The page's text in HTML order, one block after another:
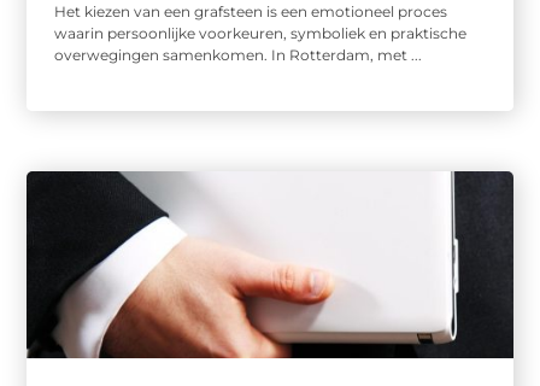
Het kiezen van een grafsteen is een emotioneel proces
waarin persoonlijke voorkeuren, symboliek en praktische
overwegingen samenkomen. In Rotterdam, met ...